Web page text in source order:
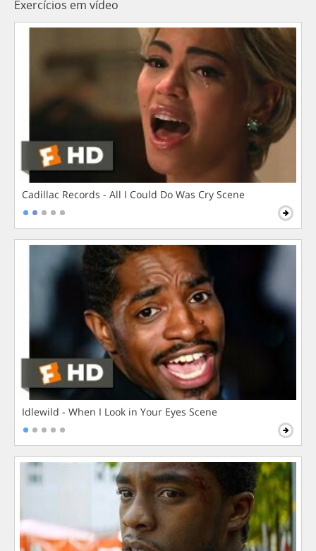
Exercícios em vídeo
Cadillac Records - All I Could Do Was Cry Scene
Idlewild - When I Look in Your Eyes Scene